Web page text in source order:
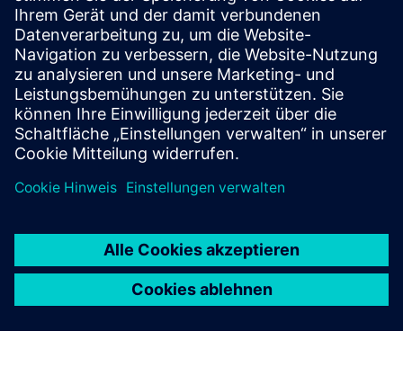
Gewichtung der Ziele
Fotos von Heizgeräten, Hauptschalttafel
Ladungskennzeichnung für jeden Leistungsschalter
Einzeiliges Diagramm (SLD) der elektrischen Verteilung
(falls zutreffend oder verfügbar)
Kritische Lasten